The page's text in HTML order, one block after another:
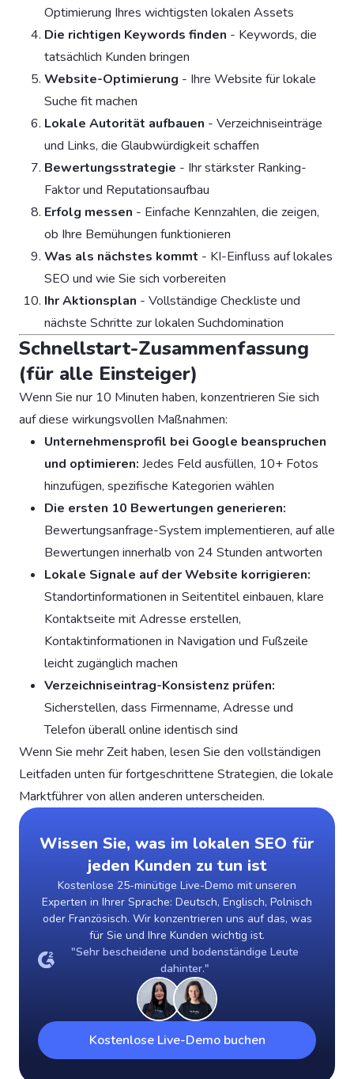
Optimierung Ihres wichtigsten lokalen Assets
Die richtigen Keywords finden - Keywords, die
tatsächlich Kunden bringen
Website-Optimierung - Ihre Website für lokale
Suche fit machen
Lokale Autorität aufbauen - Verzeichniseinträge
und Links, die Glaubwürdigkeit schaffen
Bewertungsstrategie - Ihr stärkster Ranking-
Faktor und Reputationsaufbau
Erfolg messen - Einfache Kennzahlen, die zeigen,
ob Ihre Bemühungen funktionieren
Was als nächstes kommt - KI-Einfluss auf lokales
SEO und wie Sie sich vorbereiten
Ihr Aktionsplan - Vollständige Checkliste und
nächste Schritte zur lokalen Suchdomination
Schnellstart-Zusammenfassung
(für alle Einsteiger)
Wenn Sie nur 10 Minuten haben, konzentrieren Sie sich
auf diese wirkungsvollen Maßnahmen:
Unternehmensprofil bei Google beanspruchen
und optimieren: Jedes Feld ausfüllen, 10+ Fotos
hinzufügen, spezifische Kategorien wählen
Die ersten 10 Bewertungen generieren:
Bewertungsanfrage-System implementieren, auf alle
Bewertungen innerhalb von 24 Stunden antworten
Lokale Signale auf der Website korrigieren:
Standortinformationen in Seitentitel einbauen, klare
Kontaktseite mit Adresse erstellen,
Kontaktinformationen in Navigation und Fußzeile
leicht zugänglich machen
Verzeichniseintrag-Konsistenz prüfen:
Sicherstellen, dass Firmenname, Adresse und
Telefon überall online identisch sind
Wenn Sie mehr Zeit haben, lesen Sie den vollständigen
Leitfaden unten für fortgeschrittene Strategien, die lokale
Marktführer von allen anderen unterscheiden.
Wissen Sie, was im lokalen SEO für
jeden Kunden zu tun ist
Kostenlose 25-minütige Live-Demo mit unseren
Experten in Ihrer Sprache: Deutsch, Englisch, Polnisch
oder Französisch. Wir konzentrieren uns auf das, was
für Sie und Ihre Kunden wichtig ist.
"Sehr bescheidene und bodenständige Leute
dahinter."
Kostenlose Live-Demo buchen